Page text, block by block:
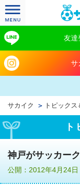
友達
サ
サカイク トピック
神戸がサッカー
公開：2012年4月24日